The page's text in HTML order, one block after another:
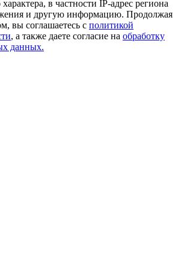
в частности IP-адрес региона
и другую информацию. Продолжая
вы соглашаетесь с политикой
, а также даете согласие на обработку
данных.